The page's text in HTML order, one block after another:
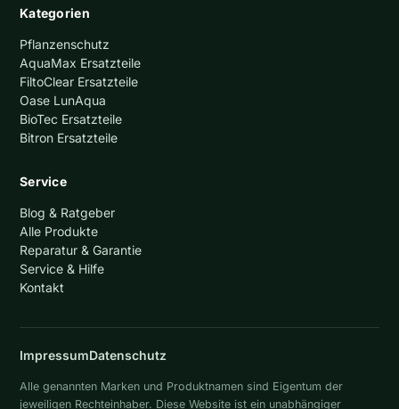
Kategorien
Pflanzenschutz
AquaMax Ersatzteile
FiltoClear Ersatzteile
Oase LunAqua
BioTec Ersatzteile
Bitron Ersatzteile
Service
Blog & Ratgeber
Alle Produkte
Reparatur & Garantie
Service & Hilfe
Kontakt
ImpressumDatenschutz
Alle genannten Marken und Produktnamen sind Eigentum der
jeweiligen Rechteinhaber. Diese Website ist ein unabhängiger